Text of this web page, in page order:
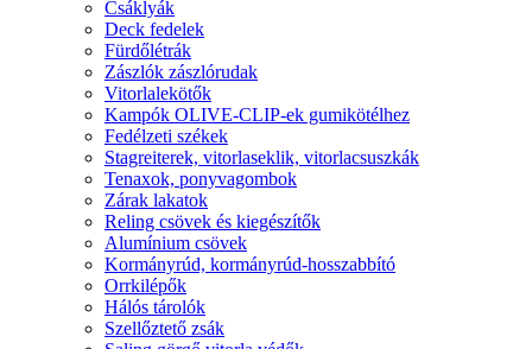
Csáklyák
Deck fedelek
Fürdőlétrák
Zászlók zászlórudak
Vitorlalekötők
Kampók OLIVE-CLIP-ek gumikötélhez
Fedélzeti székek
Stagreiterek, vitorlaseklik, vitorlacsuszkák
Tenaxok, ponyvagombok
Zárak lakatok
Reling csövek és kiegészítők
Alumínium csövek
Kormányrúd, kormányrúd-hosszabbító
Orrkilépők
Hálós tárolók
Szellőztető zsák